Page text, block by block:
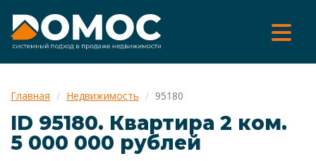
Главная Недвижимость 95180
ID 95180. Квартира 2 ком.
5 000 000 рублей